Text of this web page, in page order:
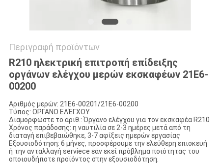
Περιγραφή προϊόντων
R210 ηλεκτρική επιτροπή επίδειξης
οργάνων ελέγχου μερών εκσκαφέων 21E6-
00200
Αριθμός μερών: 21E6-00201/21E6-00200
Τύπος: ΟΡΓΑΝΟ ΕΛΈΓΧΟΥ
Διαμορφώστε το αριθ.: Όργανο ελέγχου για τον εκσκαφέα R210
Χρόνος παράδοσης: η ναυτιλία σε 2-3 ημέρες μετά από τη
διαταγή επιβεβαιώθηκε, 3-7 αφίξεις ημερών εργασίας
Εξουσιοδότηση: 6 μήνες, προσφέρουμε την ελεύθερη επισκευή
ή την ανταλλαγή serviece εάν εκεί πρόβλημα ποιότητας του
οποιουδήποτε προϊόντος στην εξουσιοδότηση.